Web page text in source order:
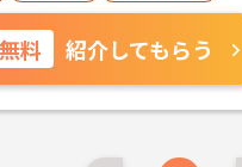
無料 紹介してもらう